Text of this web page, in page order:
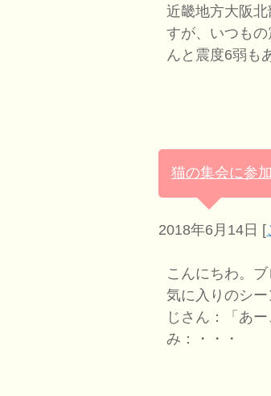
近畿地方大阪
すが、いつも
んと震度6弱も
猫の集会に参加
2018年6月14日 [
こんにちわ。
気に入りのシ
じさん：「あ
み：・・・